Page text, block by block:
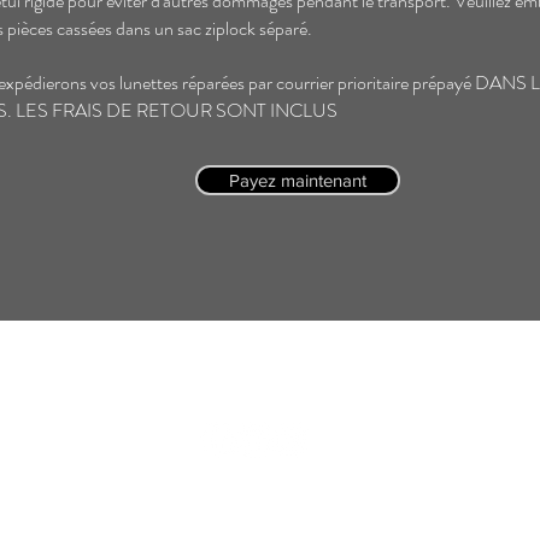
pièces cassées dans un sac ziplock séparé.
vos lunettes réparées par courrier prioritaire prépayé DANS
LES FRAIS DE RETOUR SONT INCLUS
Payez maintenant